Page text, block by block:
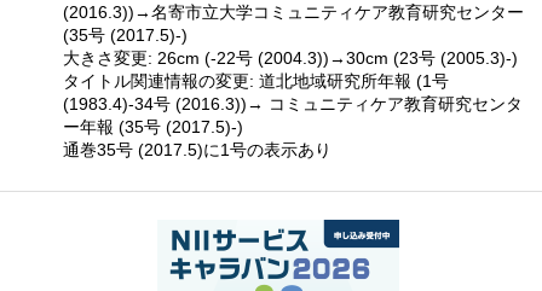
(2016.3))→名寄市立大学コミュニティケア教育研究センター
(35号 (2017.5)-)
大きさ変更: 26cm (-22号 (2004.3))→30cm (23号 (2005.3)-)
タイトル関連情報の変更: 道北地域研究所年報 (1号
(1983.4)-34号 (2016.3))→ コミュニティケア教育研究センタ
ー年報 (35号 (2017.5)-)
通巻35号 (2017.5)に1号の表示あり